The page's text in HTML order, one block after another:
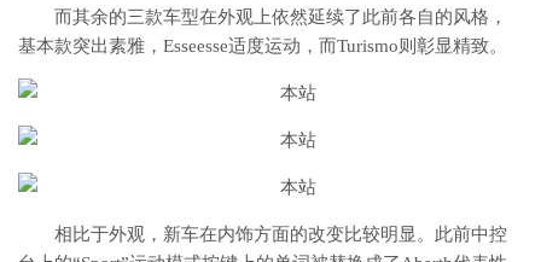
而其余的三款车型在外观上依然延续了此前各自的风格，
基本款突出素雅，Esseesse适度运动，而Turismo则彰显精致。
相比于外观，新车在内饰方面的改变比较明显。此前中控